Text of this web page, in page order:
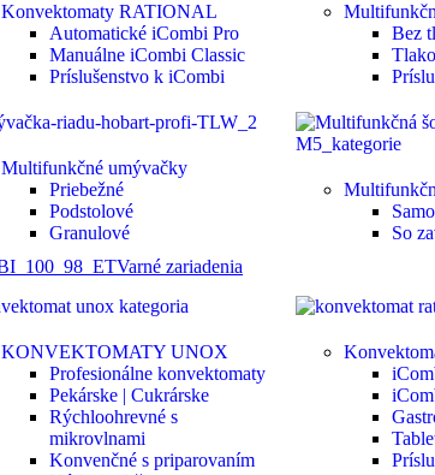
Konvektomaty RATIONAL
Automatické iCombi Pro
Manuálne iCombi Classic
Príslušenstvo k iCombi
Bez
Multifunkčné umývačky
Priebežné
Podstolové
Granulové
So
Varné zariadenia
KONVEKTOMATY UNOX
Profesionálne konvektomaty
Pekárske | Cukrárske
Rýchloohrevné s
mikrovlnami
Konvenčné s priparovaním